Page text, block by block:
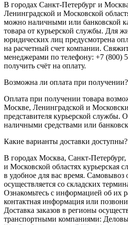
В городах Санкт-Петербург и
Ленинградской и Московской
можно наличными или банковской
товара от курьерской службы. Для
юридических лиц предусмотрена
на расчетный счет компании.
менеджерами по телефону: +7 (800)
получить счёт на оплату.
Возможна ли оплата при получении?
Оплата при получении товара
Москве, Ленинградской и
представителя курьерской службы.
наличными средствами или
Какие варианты доставки доступны?
В городах Москва, Санкт-
и Московской областях курьерская
в удобное для вас время. Самовывоз
осуществляется со складских
Ознакомьтесь с информацией об их
контактная информация или
Доставка заказов в регионы
транспортными компаниями: